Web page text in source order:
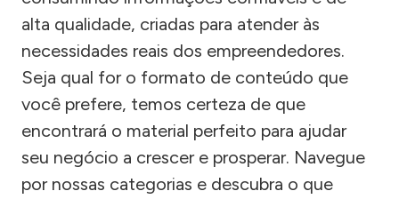
alta qualidade, criadas para atender às
necessidades reais dos empreendedores.
Seja qual for o formato de conteúdo que
você prefere, temos certeza de que
encontrará o material perfeito para ajudar
seu negócio a crescer e prosperar. Navegue
por nossas categorias e descubra o que